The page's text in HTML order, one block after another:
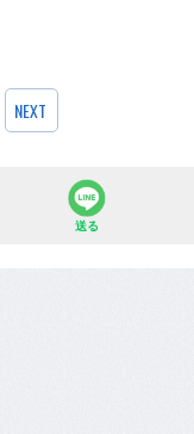
NEXT
送る